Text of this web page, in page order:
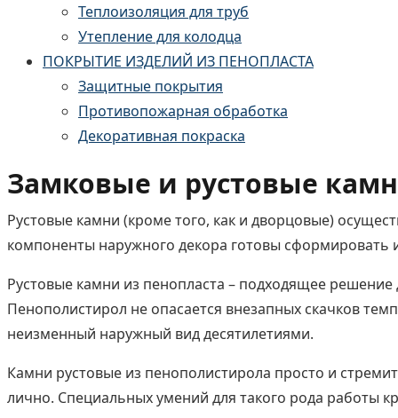
Теплоизоляция для труб
Утепление для колодца
ПОКРЫТИЕ ИЗДЕЛИЙ ИЗ ПЕНОПЛАСТА
Защитные покрытия
Противопожарная обработка
Декоративная покраска
Замковые и рустовые
Рустовые камни (кроме того, как и дворцовые)
компоненты наружного декора готовы
Рустовые камни из пенопласта – подходящее
Пенополистирол не опасается внезапных скачков
неизменный наружный вид десятилетиями.
Камни рустовые из пенополистирола просто и
лично. Специальных умений для такого рода работы